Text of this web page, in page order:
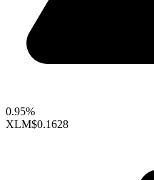
0.95%
XLM$0.1628